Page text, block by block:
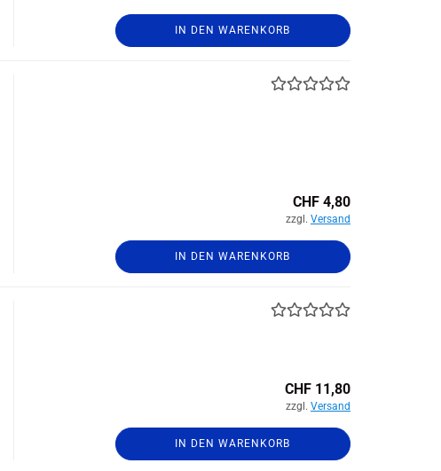
IN DEN WARENKORB
CHF 4,80
zzgl. Versand
IN DEN WARENKORB
CHF 11,80
zzgl. Versand
IN DEN WARENKORB